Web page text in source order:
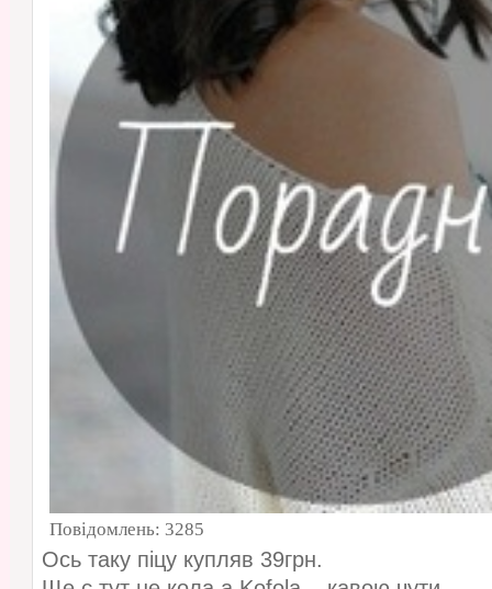
Повідомлень: 3285
Ось таку піцу купляв 39грн.